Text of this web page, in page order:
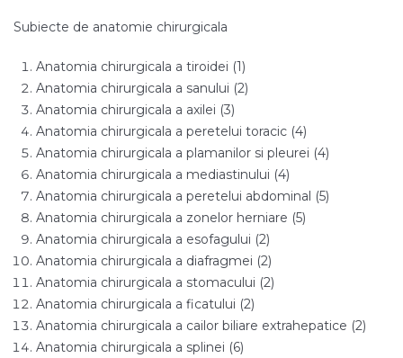
Subiecte de anatomie chirurgicala
Anatomia chirurgicala a tiroidei (1)
Anatomia chirurgicala a sanului (2)
Anatomia chirurgicala a axilei (3)
Anatomia chirurgicala a peretelui toracic (4)
Anatomia chirurgicala a plamanilor si pleurei (4)
Anatomia chirurgicala a mediastinului (4)
Anatomia chirurgicala a peretelui abdominal (5)
Anatomia chirurgicala a zonelor herniare (5)
Anatomia chirurgicala a esofagului (2)
Anatomia chirurgicala a diafragmei (2)
Anatomia chirurgicala a stomacului (2)
Anatomia chirurgicala a ficatului (2)
Anatomia chirurgicala a cailor biliare extrahepatice (2)
Anatomia chirurgicala a splinei (6)